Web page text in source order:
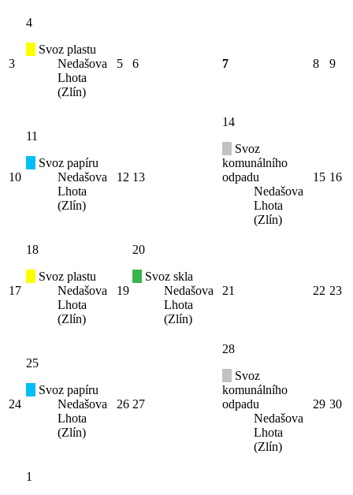
3
4
Svoz plastu
Nedašova
Lhota
(Zlín)
5 6 7 8 9
10
11
Svoz papíru
Nedašova
Lhota
(Zlín)
12 13
14
Svoz
komunálního
odpadu
Nedašova
Lhota
(Zlín)
15 16
17
18
Svoz plastu
Nedašova
Lhota
(Zlín)
19
20
Svoz skla
Nedašova
Lhota
(Zlín)
21 22 23
24
25
Svoz papíru
Nedašova
Lhota
(Zlín)
26 27
28
Svoz
komunálního
odpadu
Nedašova
Lhota
(Zlín)
29 30
1